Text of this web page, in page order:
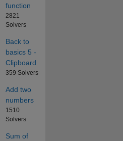
function
2821
Solvers
Back to
basics 5 -
Clipboard
359 Solvers
Add two
numbers
1510
Solvers
Sum of